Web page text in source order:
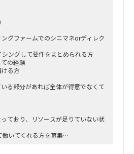
として取りまとめ、国内メンバに展
から（可能な限り早く）
約更新しながら、GoLiveまで支
イト（新日本橋・神田エリア）と
2025年1月時点では週2日プロジェ
務中。
が増加する可能性あり。
月、海外子会社は2027年7月予定。
分析を実施し、8月以降設計開
グファームでのシニマネorディレク
シングして要件をまとめられる方
の経験
ける方
る部分があれば全体が得意でなくて
っており、リソースが足りていない状
働いてくれる方を募集